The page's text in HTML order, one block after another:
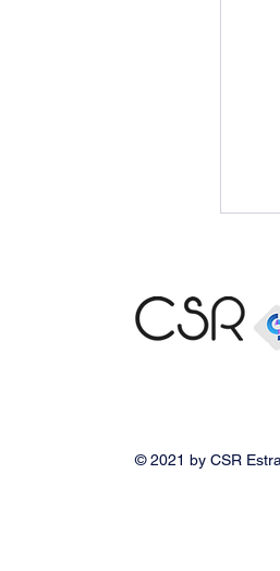
© 2021 by CSR